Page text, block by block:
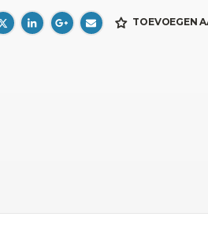
TOEVOEGEN